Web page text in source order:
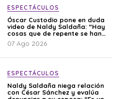
ESPECTÁCULOS
Óscar Custodio pone en duda
video de Naldy Saldaña: “Hay
cosas que de repente se han
editado”
07 Ago 2026
ESPECTÁCULOS
Naldy Saldaña niega relación
con César Sánchez y evalúa